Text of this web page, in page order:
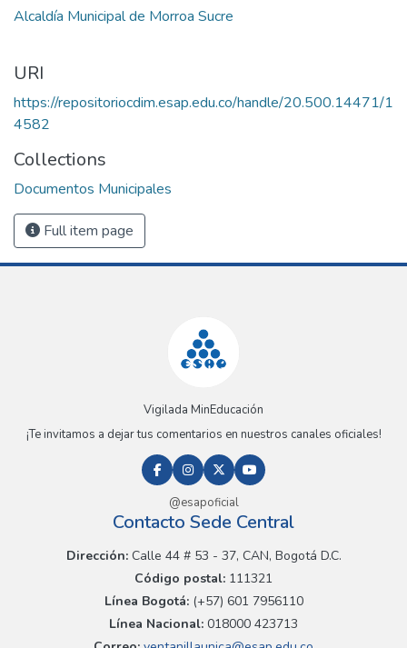
Alcaldía Municipal de Morroa Sucre
URI
https://repositoriocdim.esap.edu.co/handle/20.500.14471/1
4582
Collections
Documentos Municipales
Full item page
Vigilada MinEducación
¡Te invitamos a dejar tus comentarios en nuestros canales oficiales!
@esapoficial
Contacto Sede Central
Dirección:Calle 44 # 53 - 37, CAN, Bogotá D.C.
Código postal: 111321
Línea Bogotá:(+57) 601 7956110
Línea Nacional: 018000 423713